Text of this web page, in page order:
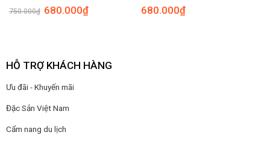
750.000₫ Giá
gốc
680.000₫Giá
680.000₫
HỖ TRỢ KHÁCH HÀNG
Ưu đãi - Khuyến mãi
Đặc Sản Việt Nam
Cẩm nang du lịch